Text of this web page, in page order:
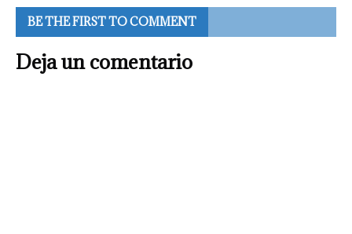
BE THE FIRST TO COMMENT
Deja un comentario